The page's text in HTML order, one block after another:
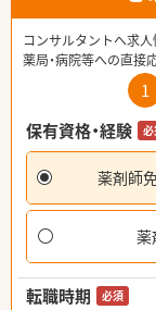
コンサルタントへ求
薬局・病院等への直接
1
保有資格・経験
薬剤師
薬
転職時期 必須